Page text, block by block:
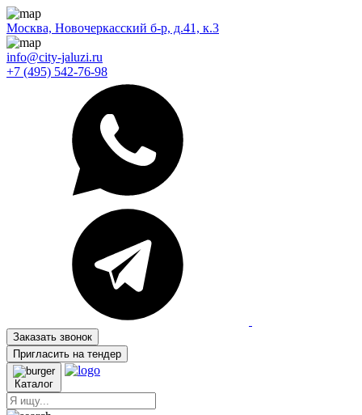
Москва, Новочеркасский б-р, д.41, к.3
info@city-jaluzi.ru
+7 (495) 542-76-98
Заказать звонок
Пригласить на тендер
Каталог